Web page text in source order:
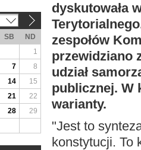
dyskutowała
zespołów
przewidziano
udział
publicznej. W
warianty.
"Jest to
konstytucji. To
SB
ND
1
7
8
14
15
21
22
28
29